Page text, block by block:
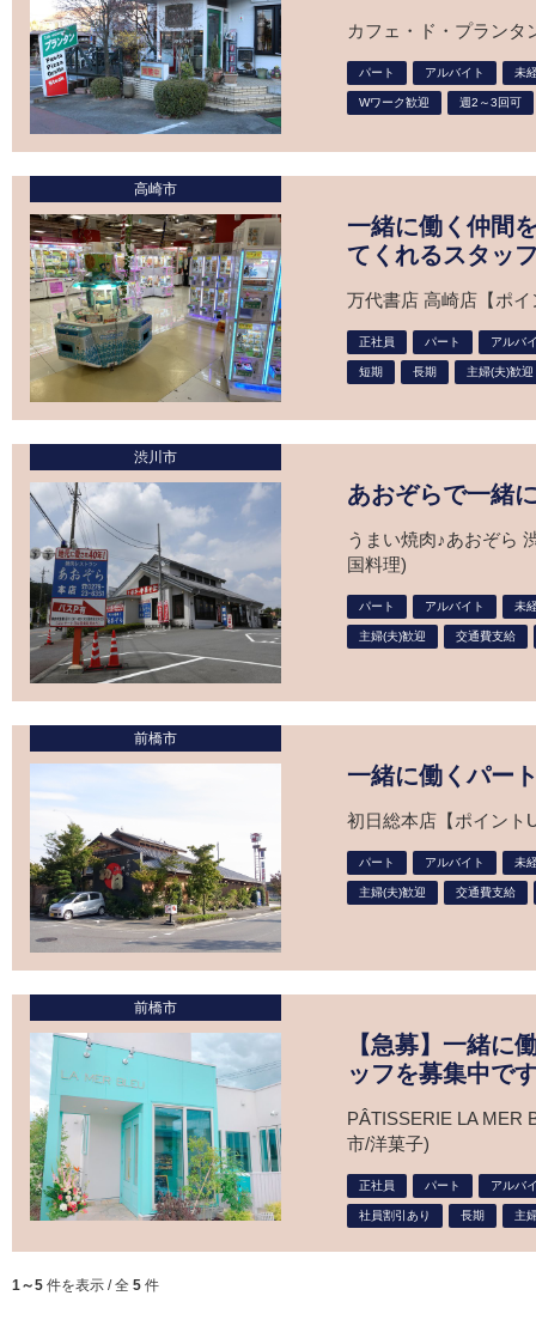
カフェ・ド・プランタ
パート アルバイト 未
Wワーク歓迎 週2～3回可
一緒に働く仲間
てくれるスタッ
万代書店 高崎店【ポ
正社員 パート アルバ
短期 長期 主婦(夫)歓迎
高崎市
あおぞらで一緒
うまい焼肉♪あおぞら
国料理)
パート アルバイト 未
主婦(夫)歓迎 交通費支給
渋川市
一緒に働くパー
初日総本店【ポイント
パート アルバイト 未
主婦(夫)歓迎 交通費支給
前橋市
【急募】一緒に
ッフを募集中で
PÂTISSERIE LA MER
市/洋菓子)
正社員 パート アルバ
社員割引あり 長期 主
前橋市
1～5 件を表示 / 全 5 件